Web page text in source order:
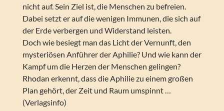
nicht auf. Sein Ziel ist, die Menschen zu befreien.
Dabei setzt er auf die wenigen Immunen, die sich auf
der Erde verbergen und Widerstand leisten.
Doch wie besiegt man das Licht der Vernunft, den
mysteriösen Anführer der Aphilie? Und wie kann der
Kampf um die Herzen der Menschen gelingen?
Rhodan erkennt, dass die Aphilie zu einem großen
Plan gehört, der Zeit und Raum umspinnt …
(Verlagsinfo)